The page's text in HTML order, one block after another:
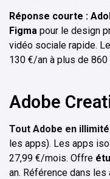
Réponse courte :
Figma pour le design
vidéo sociale rapide.
130 €/an à plus de 860
Adobe
Tout Adobe en
les apps). Les apps
27,99 €/mois. Offre
an. Référence dans